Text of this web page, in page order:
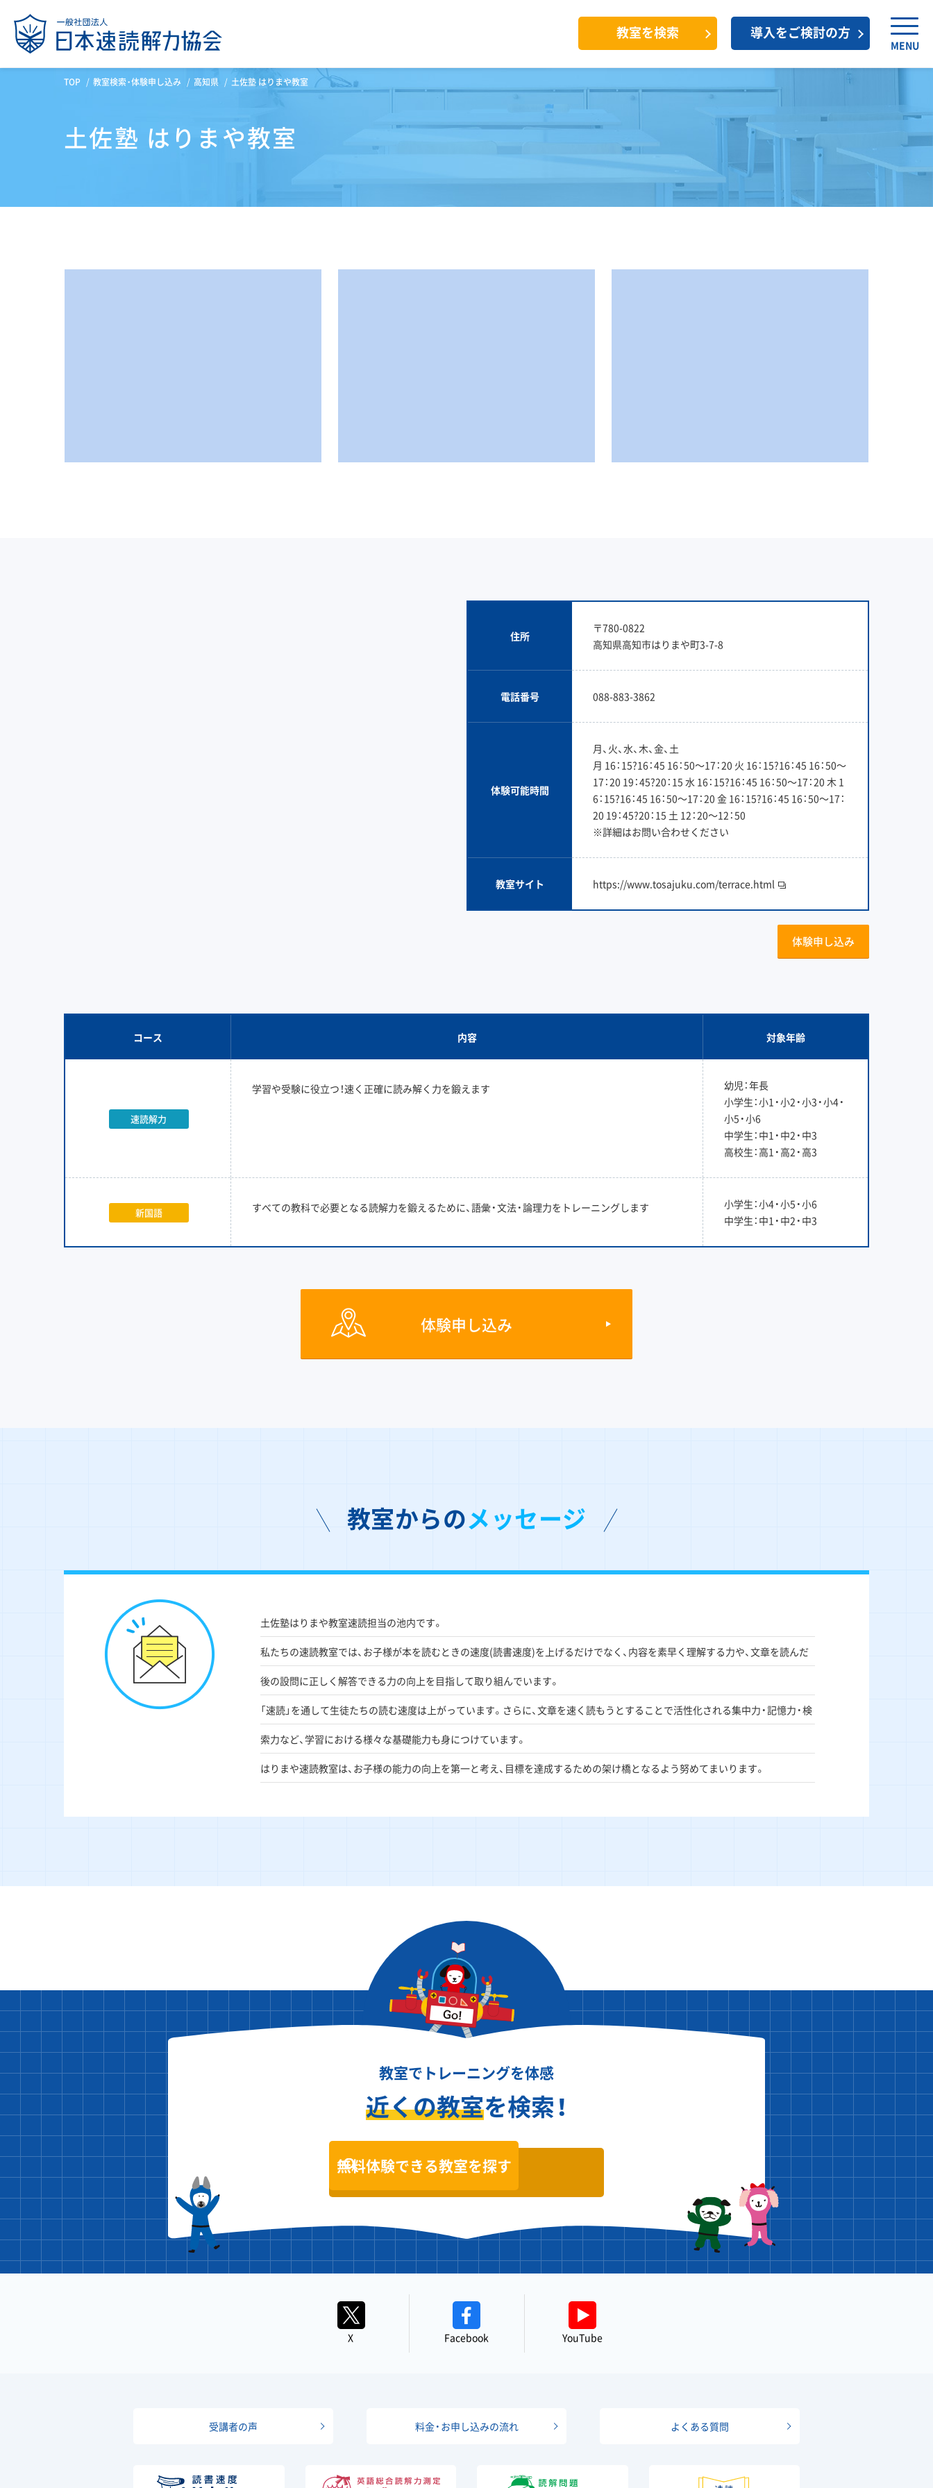
教室を検索 導入をご検討の方
MENU
TOP 教室検索・体験申し込み 高知県 土佐塾 はりまや教室
土佐塾 はりまや教室
住所
〒780-0822
高知県高知市はりまや町3-7-8
電話番号 088-883-3862
体験可能時間
月、火、水、木、金、土
月 16：15?16：45 16：50〜17：20 火 16：15?16：45 16：50〜
17：20 19：45?20：15 水 16：15?16：45 16：50〜17：20 木 1
6：15?16：45 16：50〜17：20 金 16：15?16：45 16：50〜17：
20 19：45?20：15 土 12：20〜12：50
※詳細はお問い合わせください
教室サイト https://www.tosajuku.com/terrace.html
体験申し込み
コース 内容 対象年齢
速読解力
学習や受験に役立つ！速く正確に読み解く力を鍛えます
幼児：年長
小学生：小1・小2・小3・小4・
小5・小6
中学生：中1・中2・中3
高校生：高1・高2・高3
新国語 すべての教科で必要となる読解力を鍛えるために、語彙・文法・論理力をトレーニングします
小学生：小4・小5・小6
中学生：中1・中2・中3
体験申し込み
教室からのメッセージ
土佐塾はりまや教室速読担当の池内です。
私たちの速読教室では、お子様が本を読むときの速度(読書速度)を上げるだけでなく、内容を素早く理解する力や、文章を読んだ
後の設問に正しく解答できる力の向上を目指して取り組んでいます。
「速読」を通して生徒たちの読む速度は上がっています。さらに、文章を速く読もうとすることで活性化される集中力・記憶力・検
索力など、学習における様々な基礎能力も身につけています。
はりまや速読教室は、お子様の能力の向上を第一と考え、目標を達成するための架け橋となるよう努めてまいります。
教室でトレーニングを体感
近くの教室を検索！
無料体験できる教室を探す
X Facebook YouTube
受講者の声 料金・お申し込みの流れ よくある質問